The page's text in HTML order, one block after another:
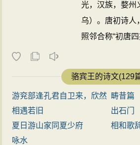
四联“交河浮绝塞，弱水浸流沙”
处，消失在荒僻的塞外，弱水里浸
悲壮、凄凉的绝域景象与诗人记忆中
花团锦簇之景差别巨大，难怪诗人又“
带赊”了。
五联“旅思徒漂梗，归期未及瓜”
光，汉族，婺州
乌）。唐初诗人
照邻合称“初唐
称“富骆”。高
府属，历武功、
年，入为侍御史
赦，调露二年除
官。有集。骆宾王
年，为起兵扬州
骆宾王的诗文(129
游兖部逢孔君自卫来，欣然
相遇若旧
畴昔篇
出石门
夏日游山家同夏少府
相和歌
咏水